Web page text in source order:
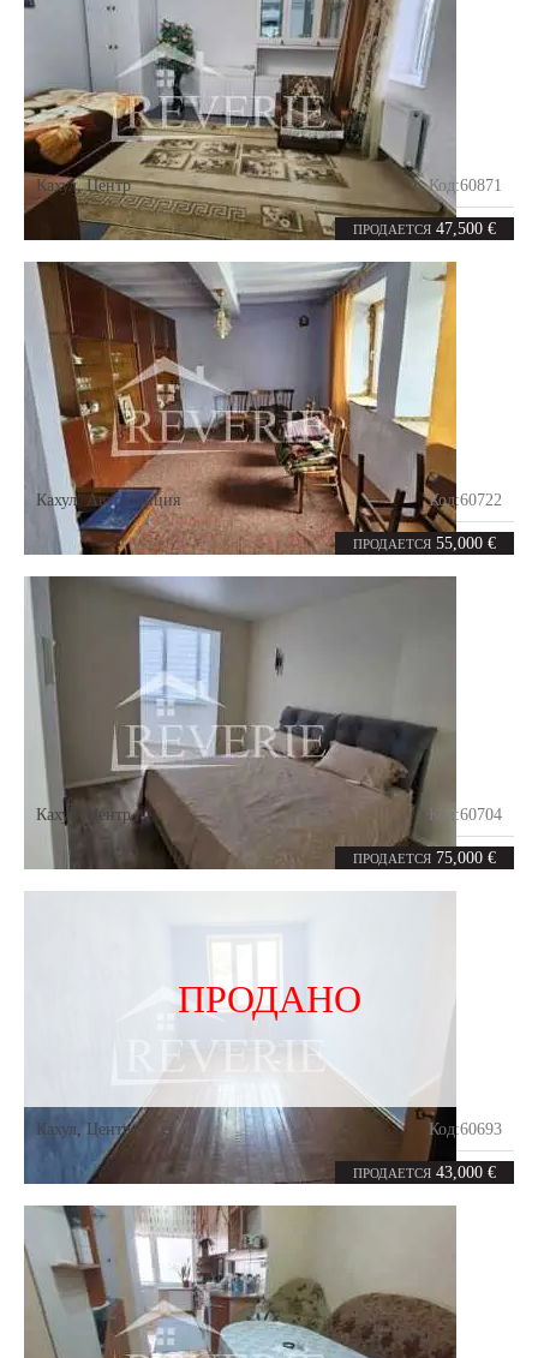
ПРОДАЕТСЯ 47,500 €
Кахул,Центр Код:60871
2комнаты 40.7 m²
ПРОДАЕТСЯ 55,000 €
Кахул, Автостанция Код:60722
3 комнаты 106m²
ПРОДАЕТСЯ 75,000 €
Кахул Центр Код:60704
комнаты 53.8 m²
ПРОДАНО
ПРОДАЕТСЯ 43,000 €
Кахул Центр Код:60693
комнаты 40.7 m²